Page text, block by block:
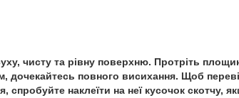
чисту та рівну поверхню. Протріть
дочекайтесь повного висихання. Щоб
спробуйте наклеїти на неї кусочок скотчу,